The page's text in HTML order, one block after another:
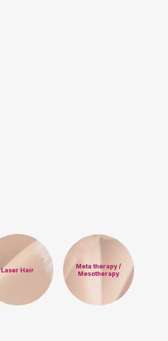
Laser Hair
Meta therapy /
Mesotherapy